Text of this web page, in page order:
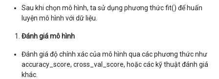
Sau khi chọn mô hình, ta sử dụng phương thức fit() để huấn
luyện mô hình với dữ liệu.
Đánh giá mô hình
Đánh giá độ chính xác của mô hình qua các phương thức như
accuracy_score, cross_val_score, hoặc các kỹ thuật đánh giá
khác.